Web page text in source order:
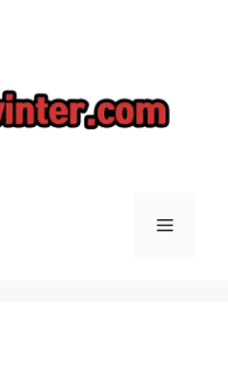
메